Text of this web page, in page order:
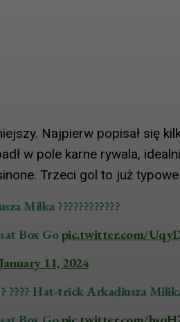
Najpierw popisał się
w pole karne rywala,
Trzeci gol to już
Milka ????????????
Box Gopic.twitter.com/
January 11, 2024
???? Hat-trick Arkadiusza